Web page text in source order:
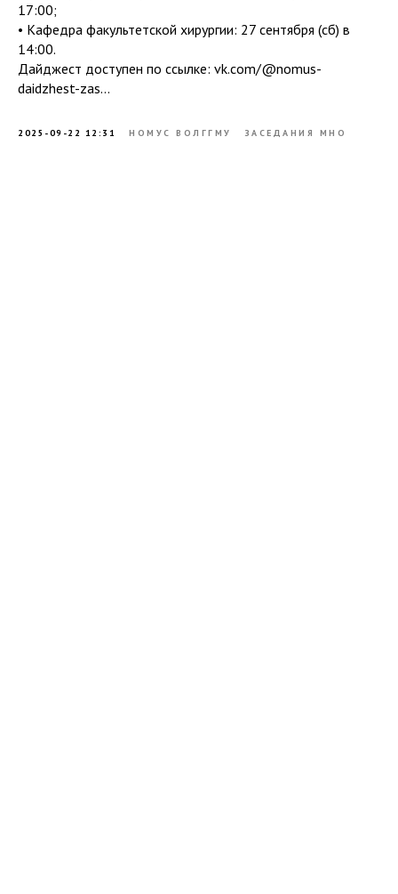
17:00;
• Кафедра факультетской хирургии: 27 сентября (сб) в
14:00.
Дайджест доступен по ссылке: vk.com/@nomus-
daidzhest-zas...
2025-09-22 12:31 НОМУС ВОЛГГМУ ЗАСЕДАНИЯ МНО